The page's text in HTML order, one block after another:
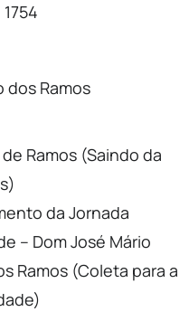
1754
dos Ramos
Ramos (Saindo da
da Jornada
– Dom José Mário
Ramos (Coleta para a